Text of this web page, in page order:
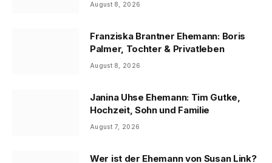
August 8, 2026
Franziska Brantner Ehemann: Boris
Palmer, Tochter & Privatleben
August 8, 2026
Janina Uhse Ehemann: Tim Gutke,
Hochzeit, Sohn und Familie
August 7, 2026
Wer ist der Ehemann von Susan Link?